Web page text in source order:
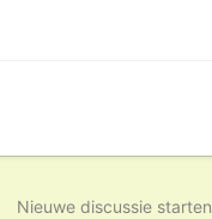
Nieuwe discussie starten